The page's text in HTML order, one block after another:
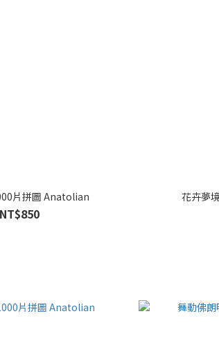
片拼圖 Anatolian
NT$850
花卉夢